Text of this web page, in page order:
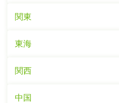
関東
東海
関西
中国